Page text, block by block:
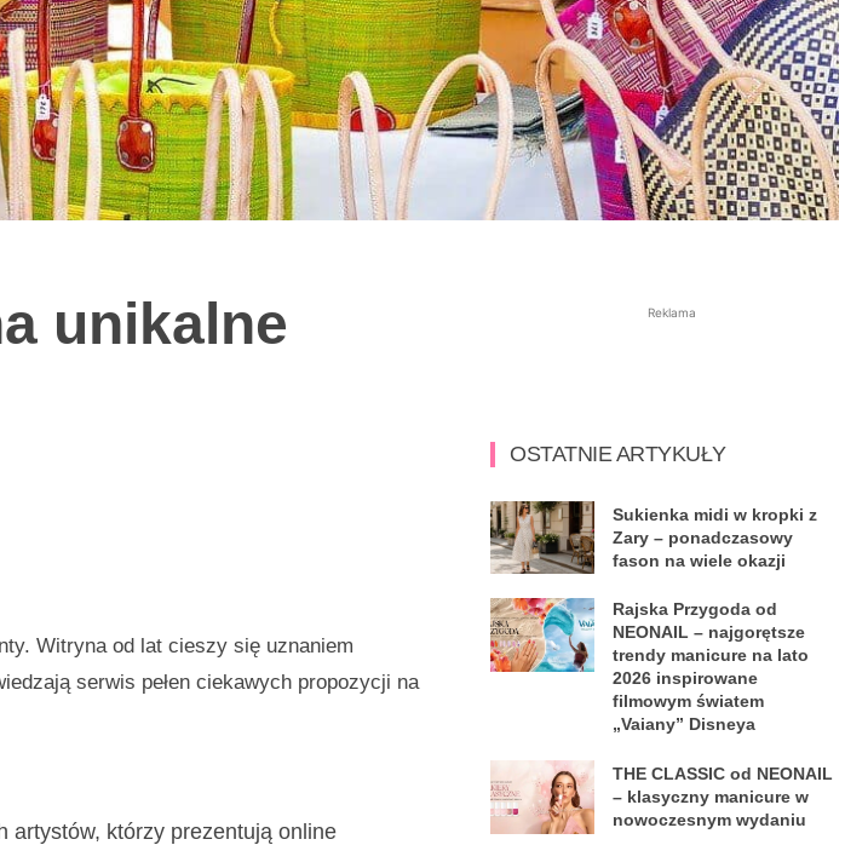
unikalne
Witryna od lat cieszy się uznaniem
serwis pełen ciekawych propozycji na
artystów, którzy prezentują online
Reklama
OSTATNIE ARTYKUŁY
Sukienka midi w kropki z
Zary – ponadczasowy
fason na wiele okazji
Rajska Przygoda od
NEONAIL – najgorętsze
trendy manicure na lato
2026 inspirowane
filmowym światem
„Vaiany” Disneya
THE CLASSIC od NEONAIL
– klasyczny manicure w
nowoczesnym wydaniu